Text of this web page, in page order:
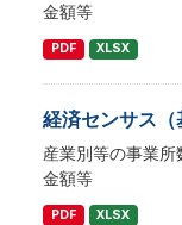
金額等
PDF XLSX
経済センサス（
産業別等の事業所
金額等
PDF XLSX